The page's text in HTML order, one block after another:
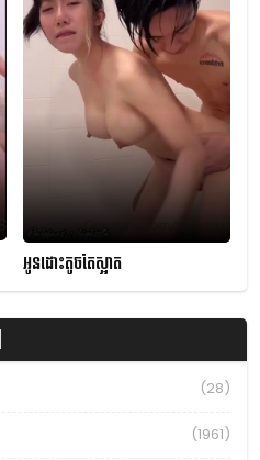
អូនដោះតូចតែស្អាត
(28)
(1961)